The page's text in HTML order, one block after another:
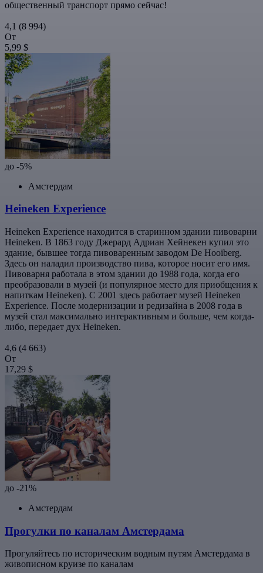
общественный транспорт прямо сейчас!
4,1 (8 994)
От
5,99 $
до -5%
Амстердам
Heineken Experience
Heineken Experience находится в старинном здании пивоварни
Heineken. В 1863 году Джерард Адриан Хейнекен купил это
здание, бывшее тогда пивоваренным заводом De Hooiberg.
Здесь он наладил производство пива, которое носит его имя.
Пивоварня работала в этом здании до 1988 года, когда его
преобразовали в музей (и популярное место для приобщения к
напиткам Heineken). С 2001 здесь работает музей Heineken
Experience. После модернизации и редизайна в 2008 года в
музей стал максимально интерактивным и больше, чем когда-
либо, передает дух Heineken.
4,6 (4 663)
От
17,29 $
до -21%
Амстердам
Прогулки по каналам Амстердама
Прогуляйтесь по историческим водным путям Амстердама в
живописном круизе по каналам